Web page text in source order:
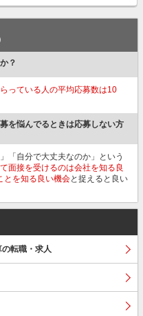
？
っている人の平均応募数は10
を悩んでるときは応募しない方
「自分で大丈夫なのか」という
面接を受けるのは会社を知る良
とを知る良い機会と捉えると良い
転職・求人